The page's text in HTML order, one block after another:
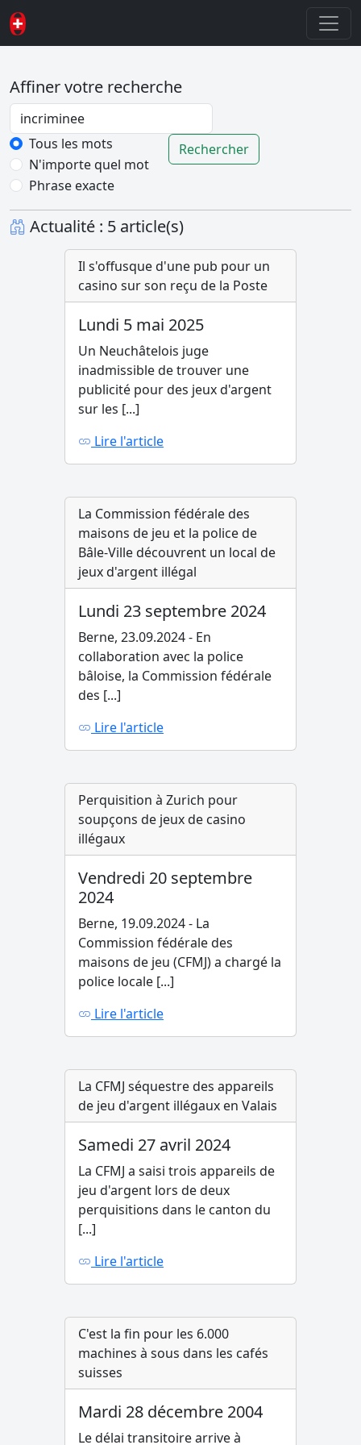
Affiner votre recherche
Password
Tous les mots
N'importe quel mot
Phrase exacte
Rechercher
Actualité : 5 article(s)
Il s'offusque d'une pub pour un
casino sur son reçu de la Poste
Lundi 5 mai 2025
Un Neuchâtelois juge
inadmissible de trouver une
publicité pour des jeux d'argent
sur les [...]
Lire l'article
La Commission fédérale des
maisons de jeu et la police de
Bâle-Ville découvrent un local de
jeux d'argent illégal
Lundi 23 septembre 2024
Berne, 23.09.2024 - En
collaboration avec la police
bâloise, la Commission fédérale
des [...]
Lire l'article
Perquisition à Zurich pour
soupçons de jeux de casino
illégaux
Vendredi 20 septembre
2024
Berne, 19.09.2024 - La
Commission fédérale des
maisons de jeu (CFMJ) a chargé la
police locale [...]
Lire l'article
La CFMJ séquestre des appareils
de jeu d'argent illégaux en Valais
Samedi 27 avril 2024
La CFMJ a saisi trois appareils de
jeu d'argent lors de deux
perquisitions dans le canton du
[...]
Lire l'article
C'est la fin pour les 6.000
machines à sous dans les cafés
suisses
Mardi 28 décembre 2004
Le délai transitoire arrive à